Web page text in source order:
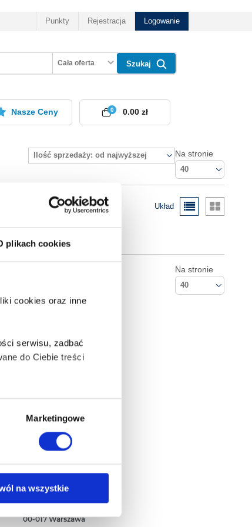
plikach cookies
cookies oraz inne
serwisu, zadbać
do Ciebie treści
takie, które wymagają
Marketingowe
na wszystkie
Punkty Rejestracja Logowanie
Cała oferta Szukaj
Nasze Ceny 0
0.00 zł
Ilość sprzedaży: od najwyższej Na stronie
40
Układ
Na stronie
40
Empik S.A
00-017 Warszawa